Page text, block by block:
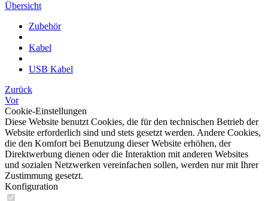
Übersicht
Zubehör
Kabel
USB Kabel
Zurück
Vor
Cookie-Einstellungen
Diese Website benutzt Cookies, die für den technischen Betrieb der
Website erforderlich sind und stets gesetzt werden. Andere Cookies,
die den Komfort bei Benutzung dieser Website erhöhen, der
Direktwerbung dienen oder die Interaktion mit anderen Websites
und sozialen Netzwerken vereinfachen sollen, werden nur mit Ihrer
Zustimmung gesetzt.
Konfiguration